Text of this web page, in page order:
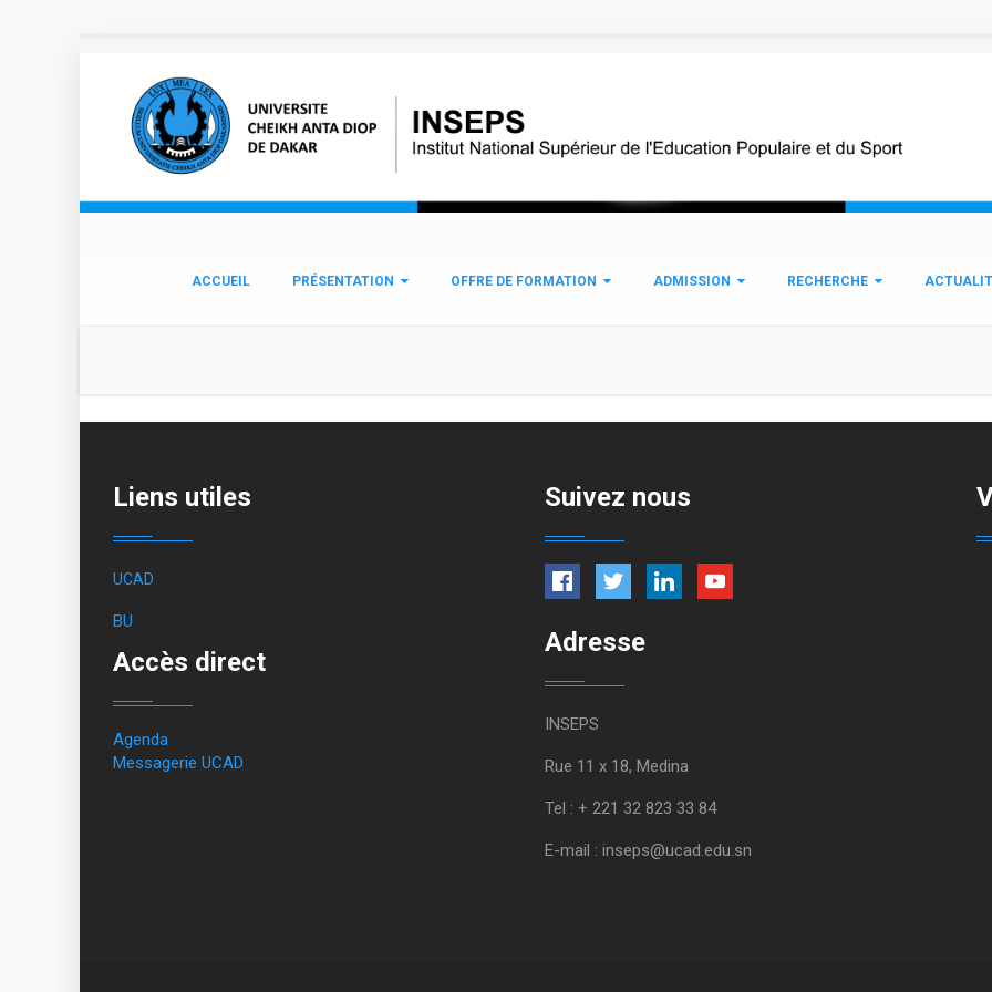
ACCUEIL PRÉSENTATION OFFRE DE FORMATION ADMISSION RECHERCHE
Liens utiles
UCAD
BU
Accès direct
Agenda
Messagerie UCAD
Suivez nous
Adresse
INSEPS
Rue 11 x 18, Medina
Tel : + 221 32 823 33 84
E-mail : inseps@ucad.edu.sn